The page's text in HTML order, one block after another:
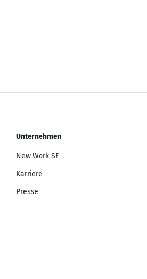
Unternehmen
New Work SE
Karriere
Presse